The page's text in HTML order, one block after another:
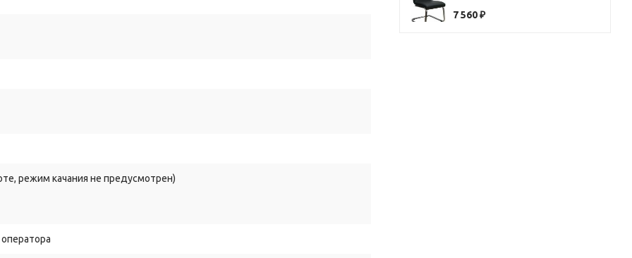
7 560 ₽
режим качания не предусмотрен)